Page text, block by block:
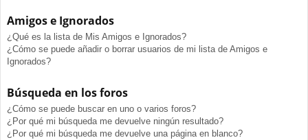
Amigos e Ignorados
¿Qué es la lista de Mis Amigos e Ignorados?
¿Cómo se puede añadir o borrar usuarios de mi lista de Amigos e
Ignorados?
Búsqueda en los foros
¿Cómo se puede buscar en uno o varios foros?
¿Por qué mi búsqueda me devuelve ningún resultado?
¿Por qué mi búsqueda me devuelve una página en blanco?